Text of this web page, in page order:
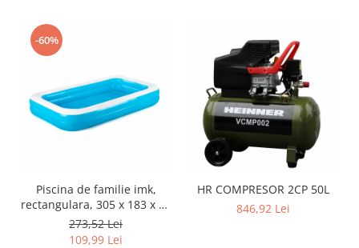
-60%
Piscina de familie imk,
rectangulara, 305 x 183 x 46
cm
273,52 Lei
109,99 Lei
HR COMPRESOR 2CP 50L
846,92 Lei